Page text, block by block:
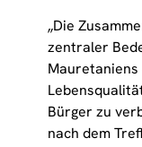
„Die
zentraler
Bürger zu
nach dem